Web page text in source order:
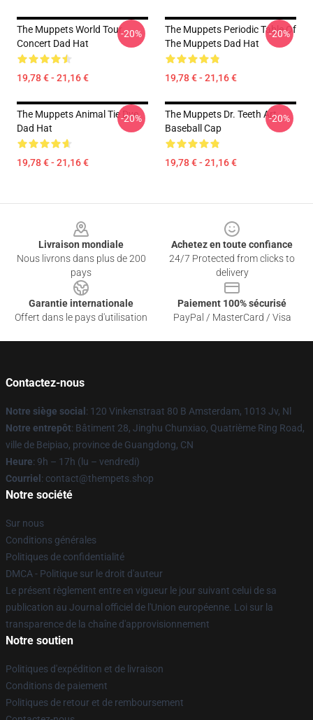
The Muppets World Tour
Concert Dad Hat
19,78 € - 21,16 €
-20%
The Muppets Periodic Table Of
The Muppets Dad Hat
19,78 € - 21,16 €
-20%
The Muppets Animal Tie Dye
Dad Hat
19,78 € - 21,16 €
-20%
The Muppets Dr. Teeth Art
Baseball Cap
19,78 € - 21,16 €
-20%
Livraison mondiale
Nous livrons dans plus de 200
pays
Achetez en toute confiance
24/7 Protected from clicks to
delivery
Garantie internationale
Offert dans le pays d'utilisation
Paiement 100% sécurisé
PayPal / MasterCard / Visa
Contactez-nous
Notre siège social : 120 Vinkenstraat 80 B Amsterdam, 1013 Jv, Nl
Notre entrepôt: Bâtiment 28, Jinghu Chunxiao, Quatrième Ring Road,
ville de Beipiao, province de Guangdong, CN
Heure: 9h – 17h (lu – vendredi)
Courriel : contact@thempets.shop
Notre société
Sur nous
Conditions générales
Politiques de confidentialité
DMCA - Politique sur le droit d'auteur
Le présent règlement entre en vigueur le jour suivant celui de sa
publication au Journal officiel de l'Union européenne. Loi sur la
transparence de la chaîne d'approvisionnement
Notre soutien
Politiques d'expédition et de livraison
Conditions de paiement
Politiques de retour et de remboursement